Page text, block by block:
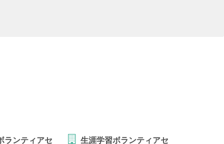
ランティアセ 生涯学習ボランティアセ